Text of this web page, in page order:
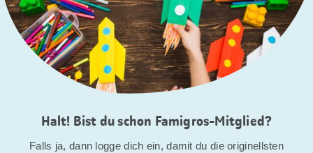
Halt! Bist du schon Famigros-Mitglied?
Falls ja, dann logge dich ein, damit du die originellsten